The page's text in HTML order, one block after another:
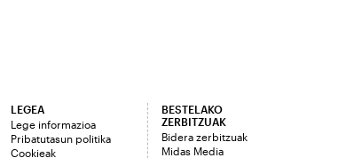
LEGEA
Lege informazioa
Pribatutasun politika
Cookieak
BESTELAKO
ZERBITZUAK
Bidera zerbitzuak
Midas Media